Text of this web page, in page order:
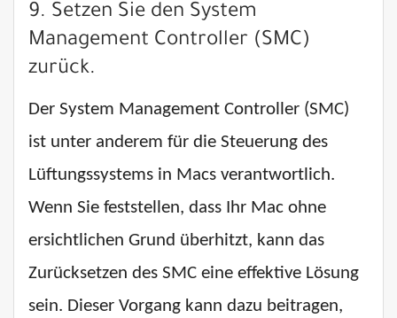
9. Setzen Sie den System
Management Controller (SMC)
zurück.
Der System Management Controller (SMC)
ist unter anderem für die Steuerung des
Lüftungssystems in Macs verantwortlich.
Wenn Sie feststellen, dass Ihr Mac ohne
ersichtlichen Grund überhitzt, kann das
Zurücksetzen des SMC eine effektive Lösung
sein. Dieser Vorgang kann dazu beitragen,